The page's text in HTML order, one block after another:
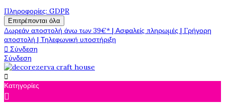
Πληροφορίες: GDPR
Επιτρέπονται όλα
Δωρεάν αποστολή άνω των 39€* | Ασφαλείς πληρωμές | Γρήγορη
αποστολή | Τηλεφωνική υποστήριξη
 Σύνδεση
Σύνδεση

Κατηγορίες
